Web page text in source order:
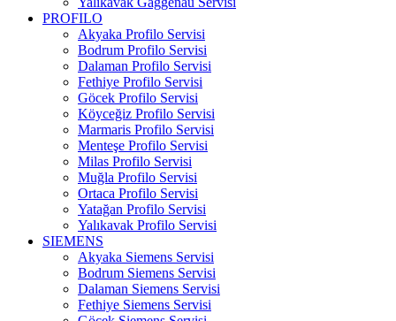
PROFILO
Akyaka Profilo Servisi
Bodrum Profilo Servisi
Dalaman Profilo Servisi
Fethiye Profilo Servisi
Göcek Profilo Servisi
Köyceğiz Profilo Servisi
Marmaris Profilo Servisi
Menteşe Profilo Servisi
Milas Profilo Servisi
Muğla Profilo Servisi
Ortaca Profilo Servisi
Yatağan Profilo Servisi
Yalıkavak Profilo Servisi
SIEMENS
Akyaka Siemens Servisi
Bodrum Siemens Servisi
Dalaman Siemens Servisi
Fethiye Siemens Servisi